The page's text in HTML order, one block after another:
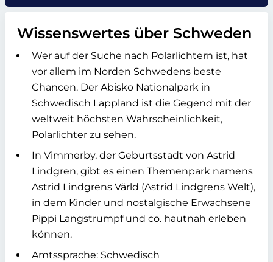
Wissenswertes über Schweden
Wer auf der Suche nach Polarlichtern ist, hat
vor allem im Norden Schwedens beste
Chancen. Der Abisko Nationalpark in
Schwedisch Lappland ist die Gegend mit der
weltweit höchsten Wahrscheinlichkeit,
Polarlichter zu sehen.
In Vimmerby, der Geburtsstadt von Astrid
Lindgren, gibt es einen Themenpark namens
Astrid Lindgrens Värld (Astrid Lindgrens Welt),
in dem Kinder und nostalgische Erwachsene
Pippi Langstrumpf und co. hautnah erleben
können.
Amtssprache: Schwedisch